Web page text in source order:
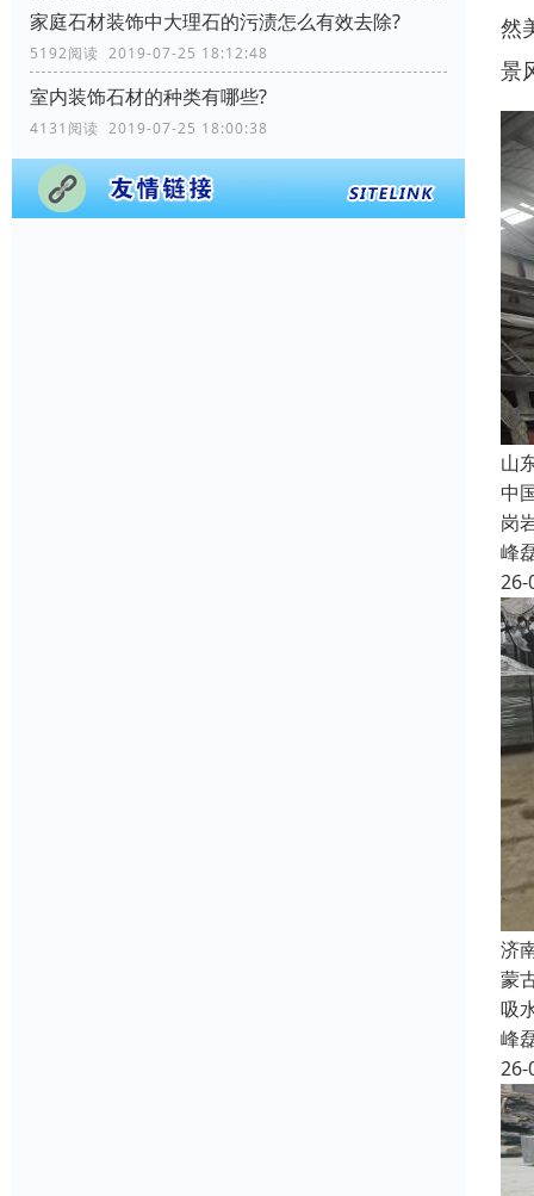
家庭石材装饰中大理石的污渍怎么有效去除?
5192阅读 2019-07-25 18:12:48
室内装饰石材的种类有哪些?
4131阅读 2019-07-25 18:00:38
然
景
山
中
岗
峰
26-
济
蒙
吸
峰
26-